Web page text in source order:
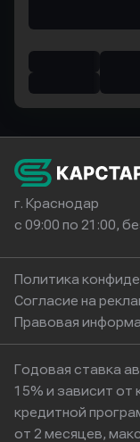
г. Краснодар
с 09:00 по 21:00,
Политика
Согласие на
Правовая
Годовая ставка
15% и зависит от
кредитной
от 2 месяцев,